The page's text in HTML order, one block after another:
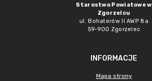
Starostwo Powiatowe w
Zgorzelcu
ul. Bohaterów II AWP 8a
59-900 Zgorzelec
INFORMACJE
Mapa strony